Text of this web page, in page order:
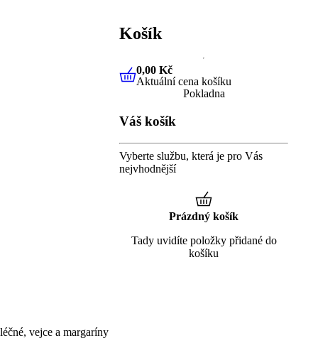
vejce a margaríny
Košík
0,00 KčAktuální cena košíku
0,00 Kč
Aktuální cena košíku
Pokladna
Váš košík
Vyberte službu, která je pro Vás
nejvhodnější
Prázdný košík
Tady uvidíte položky přidané do
košíku